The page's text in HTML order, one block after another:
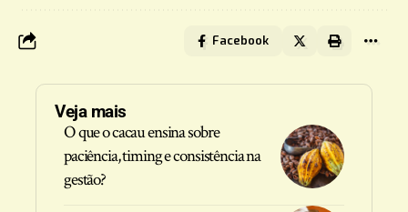
Facebook
Veja mais
O que o cacau ensina sobre
paciência, timing e consistência na
gestão?